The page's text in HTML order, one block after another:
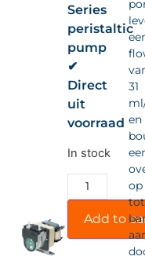
Series
peristaltic
pump
✔
Direct
uit
voorraad
In stock
Add to
31
en
op
tot